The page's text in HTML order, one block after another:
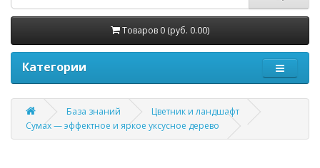
Товаров 0 (руб. 0.00)
Категории
База знаний
Цветник и ландшафт
Сумах — эффектное и яркое уксусное дерево